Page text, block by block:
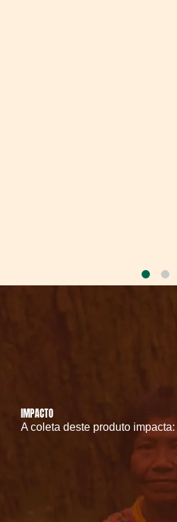
IMPACTO
A coleta deste produto impacta: